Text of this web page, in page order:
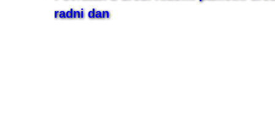
radni dan